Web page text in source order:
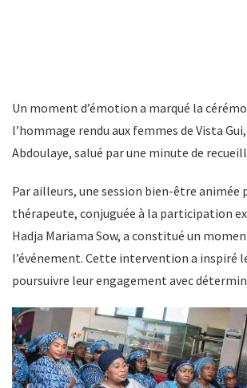
Un moment d’émotion a marqué la
l’hommage rendu aux femmes de Vista Gui,
Abdoulaye, salué par une minute de
Par ailleurs, une session bien-être animée
thérapeute, conjuguée à la participation
Hadja Mariama Sow, a constitué un
l’événement. Cette intervention a inspiré
poursuivre leur engagement avec